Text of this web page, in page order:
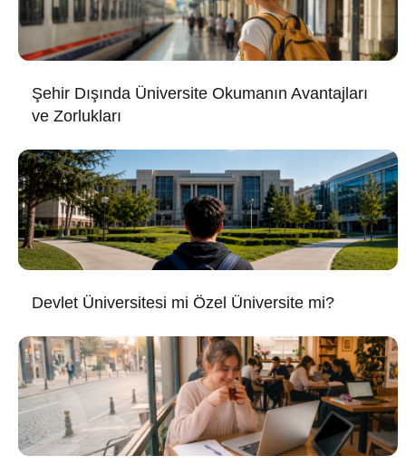
Şehir Dışında Üniversite Okumanın Avantajları
ve Zorlukları
Devlet Üniversitesi mi Özel Üniversite mi?